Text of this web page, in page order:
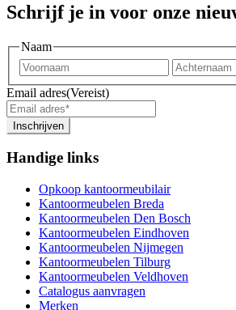
Schrijf je in voor onze
Naam
Voornaam
Email adres(Vereist)
Inschrijven
Handige links
Opkoop kantoormeubilair
Kantoormeubelen Breda
Kantoormeubelen Den Bosch
Kantoormeubelen Eindhoven
Kantoormeubelen Nijmegen
Kantoormeubelen Tilburg
Kantoormeubelen Veldhoven
Catalogus aanvragen
Merken